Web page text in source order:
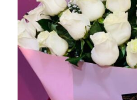
AÑADIR AL
DETALLES